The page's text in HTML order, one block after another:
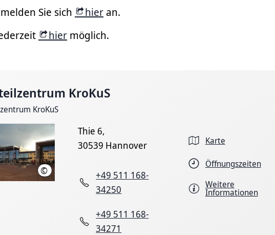
Sie sich hier an.
hier möglich.
KroKuS
KroKuS
© LHH
Thie 6,
30539 Hannover
+49 511 168-
34250
+49 511 168-
34271
Karte
Öffnungszeiten
Weitere
Informationen